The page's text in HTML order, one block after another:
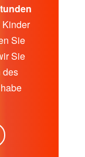
Kinder
Sie
Sie
des